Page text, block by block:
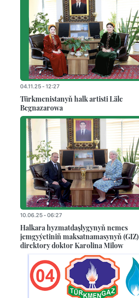
04.11.25 - 12:27
Türkmenistanyň halk artisti Läle
Begnazarowa
10.06.25 - 06:27
Halkara hyzmatdaşlygynyň nemes
jemgyýetiniň maksatnamasynyň (GIZ)
direktory doktor Karolina Milow